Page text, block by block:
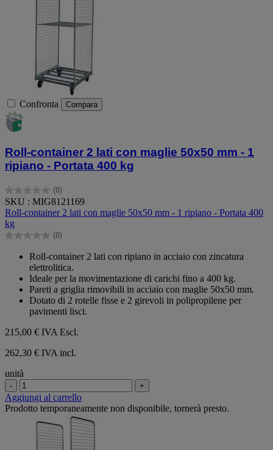
Confronta Compara
Roll-container 2 lati con maglie 50x50 mm - 1
ripiano - Portata 400 kg
(0)
0.0
su
5
stelle.
SKU : MIG8121169
Roll-container 2 lati con maglie 50x50 mm - 1 ripiano - Portata 400
kg
(0)
0.0
Roll-container 2 lati con ripiano in acciaio con zincatura
elettrolitica.
Ideale per la movimentazione di carichi fino a 400 kg.
Pareti a griglia rimovibili in acciaio con maglie 50x50 mm.
Dotato di 2 rotelle fisse e 2 girevoli in polipropilene per
pavimenti lisci.
215,00 € IVA Escl.
262,30 € IVA incl.
unità
- +
Aggiungi al carrello
Prodotto temporaneamente non disponibile, tornerà presto.